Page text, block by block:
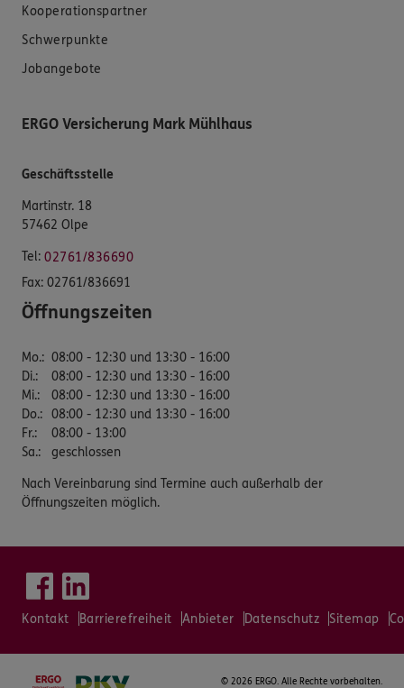
Kooperationspartner
Schwerpunkte
Jobangebote
ERGO Versicherung Mark Mühlhaus
Geschäftsstelle
Martinstr. 18
57462 Olpe
Tel: 02761/836690
Fax: 02761/836691
Öffnungszeiten
Mo.: 08:00 - 12:30 und 13:30 - 16:00
Di.:
08:00 - 12:30 und 13:30 - 16:00
Mi.:
08:00 - 12:30 und 13:30 - 16:00
Do.: 08:00 - 12:30 und 13:30 - 16:00
Fr.:
08:00 - 13:00
Sa.: geschlossen
Nach Vereinbarung sind Termine auch außerhalb der
Öffnungszeiten möglich.
Kontakt Barrierefreiheit Anbieter Datenschutz Sitemap
© 2026 ERGO. Alle Rechte vorbehalten.